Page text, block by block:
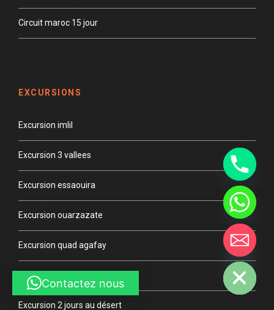
Circuit maroc 15 jour
EXCURSIONS
Excursion imlil
Excursion 3 vallees
Excursion essaouira
Excursion ouarzazate
Excursion quad agafay
Excursion cascade douzoud
Excursion 2 jours au désert
Contactez nous
H
I
D
C
H
A
T
Y